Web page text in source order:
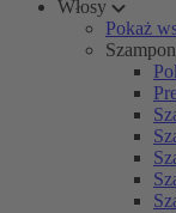
Włosy
Pokaż